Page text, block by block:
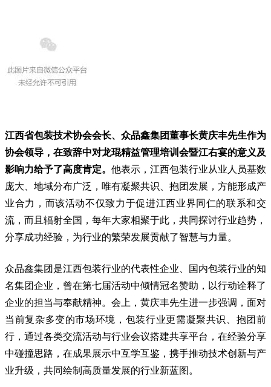
江西省包装技术协会会长、众品鑫集团董事长黄庆丰先生作为
协会领导，在致辞中对龙琨精益管理培训会暨江右宴的意义及
影响力给予了高度肯定。 他表示，江西包装行业从业人员基数
庞大、地域分布广泛，唯有凝聚共识、抱团发展，方能形成产
业合力，而该活动不仅致力于促进江西业界同仁的联系和交
流，而且辐射全国，每年大家相聚于此，共同探讨行业趋势，
分享成功经验，为行业的繁荣发展贡献了智慧与力量。
众品鑫集团是江西包装行业的代表性企业、国内包装行业的知
名集团企业，曾在第七届活动中倾情冠名赞助，以行动诠释了
企业的担当与奉献精神。会上，黄庆丰先生进一步强调，面对
当前复杂多变的市场环境，包装行业更需凝聚共识、抱团前
行，通过各类交流活动与行业会议搭建共享平台，在经验分享
中碰撞思路，在成果展示中互学互鉴，携手推动技术创新与产
业升级，共同绘制高质量发展的行业新蓝图。